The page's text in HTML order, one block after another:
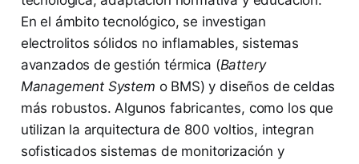
En el ámbito tecnológico, se investigan
electrolitos sólidos no inflamables, sistemas
avanzados de gestión térmica (Battery
Management System o BMS) y diseños de celdas
más robustos. Algunos fabricantes, como los que
utilizan la arquitectura de 800 voltios, integran
sofisticados sistemas de monitorización y